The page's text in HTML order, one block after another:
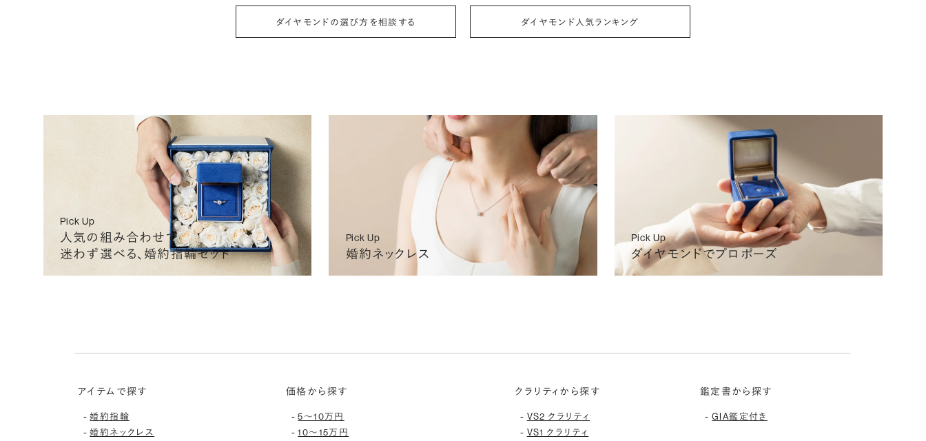
0.520 D 2026/08/26 (水)〜 2026/09/10(木)〜 リングを選ぶ
o
d
.
ダイヤモンドの選び方を相談する ダイヤモンド人気ランキング
Pick Up
人気の組み合わせで
迷わず選べる、婚約指輪セット
Pick Up
婚約ネックレス
Pick Up
ダイヤモンドでプロポーズ
アイテムで探す
-婚約指輪
-婚約ネックレス
価格から探す
-5〜10万円
-10〜15万円
クラリティから探す
- VS2 クラリティ
- VS1 クラリティ
鑑定書から探す
-GIA鑑定付き